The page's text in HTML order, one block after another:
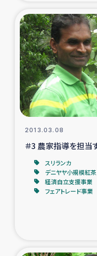
石巻市
復
仮設住宅
2013.03.08
＃3 農家指導を担当
スリランカ
デニヤヤ小規模紅
経済自立支援事業
フェアトレード事業